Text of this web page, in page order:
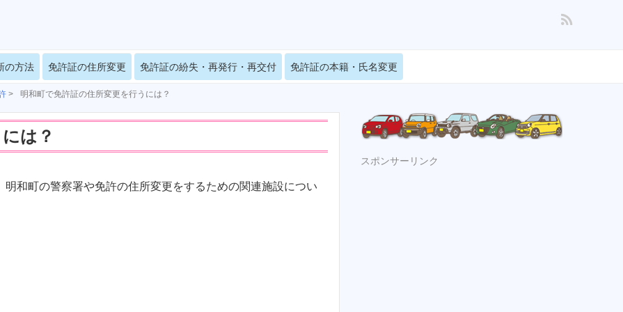
の方法 免許証の住所変更 免許証の紛失・再発行・再交付 免許証の本籍・氏名変更
> 明和町で免許証の住所変更を行うには？
は？
和町の警察署や免許の住所変更をするための関連施設につい
スポンサーリンク